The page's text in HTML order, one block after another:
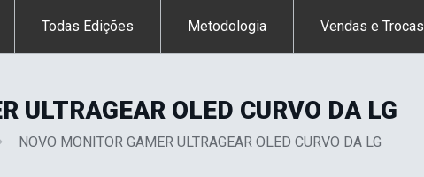
Todas Edições Metodologia Vendas e Trocas
ULTRAGEAR OLED CURVO DA LG
NOVO MONITOR GAMER ULTRAGEAR OLED CURVO DA LG